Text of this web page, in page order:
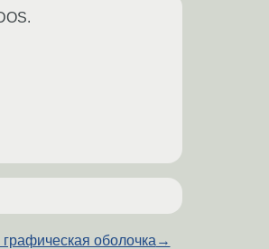
графическая оболочка →